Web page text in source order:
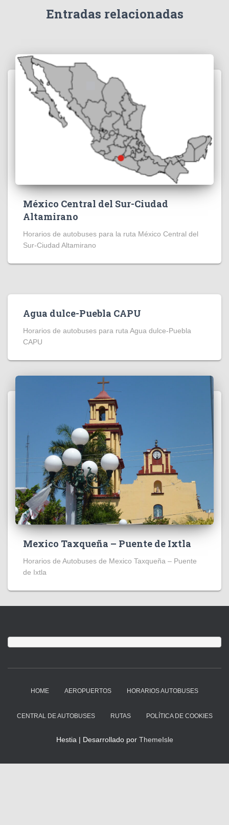
Entradas relacionadas
México Central del Sur-Ciudad
Altamirano
Horarios de autobuses para la ruta México Central del
Sur-Ciudad Altamirano
Agua dulce-Puebla CAPU
Horarios de autobuses para ruta Agua dulce-Puebla
CAPU
Mexico Taxqueña – Puente de Ixtla
Horarios de Autobuses de Mexico Taxqueña – Puente
de Ixtla
HOME AEROPUERTOS HORARIOS AUTOBUSES
CENTRAL DE AUTOBUSES RUTAS POLÍTICA DE COOKIES
Hestia | Desarrollado por ThemeIsle